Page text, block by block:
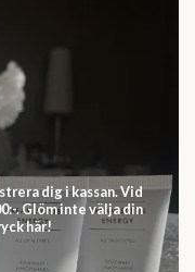
dig i kassan. Vid
. Glöm inte välja din
här!